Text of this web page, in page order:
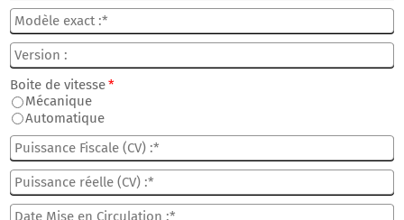
Boite de vitesse*
Mécanique
Automatique